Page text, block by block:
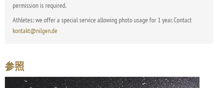
permission is required.
Athletes: we offer a special service allowing photo usage for 1 year. Contact
kontakt@nilgen.de
参照